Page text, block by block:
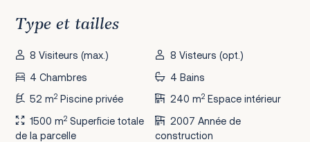
Type et tailles
8 Visiteurs (max.)
8 Visteurs (opt.)
4 Chambres
4 Bains
52 m2 Piscine privée 240 m2Espace intérieur
1500 m2 Superficie totale
de la parcelle
2007 Année de
construction